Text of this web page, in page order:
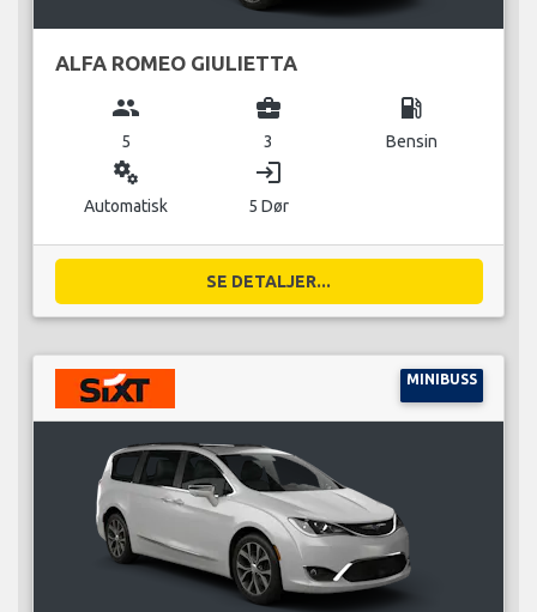
ALFA ROMEO GIULIETTA
group
5
business_center
3
local_gas_station
Bensin
miscellaneous_services
Automatisk
login
5 Dør
SE DETALJER...
MINIBUSS